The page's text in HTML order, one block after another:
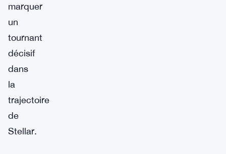
marquer
un
tournant
décisif
dans
la
trajectoire
de
Stellar.